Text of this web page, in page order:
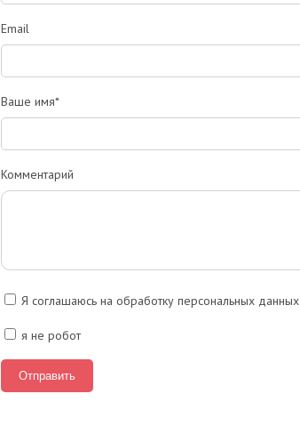
Email
Ваше имя*
Комментарий
Я соглашаюсь на обработку персональных данных
я не робот